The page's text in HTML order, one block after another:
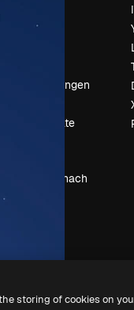
Karriere
Veranstaltungen
Deine Inhalte
Suchst du nach
storing of cookies on